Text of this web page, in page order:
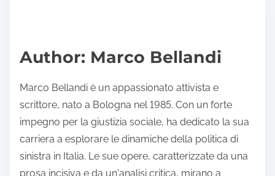
p
s
t
o
n
:
t
i
e
Author: Marco Bellandi
Marco Bellandi è un appassionato attivista e
scrittore, nato a Bologna nel 1985. Con un forte
impegno per la giustizia sociale, ha dedicato la sua
carriera a esplorare le dinamiche della politica di
sinistra in Italia. Le sue opere, caratterizzate da una
prosa incisiva e da un'analisi critica, mirano a